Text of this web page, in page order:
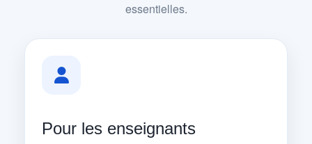
essentielles.
Pour les enseignants